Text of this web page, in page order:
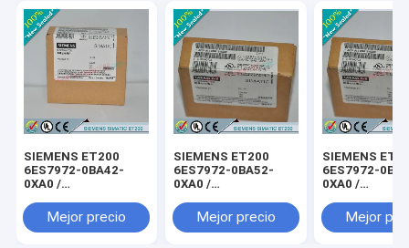
SIEMENS ET200
6ES7972-0BA42-
0XA0 /
Mejor precio
SIEMENS ET200
6ES7972-0BA52-
0XA0 /
Mejor precio
SIEMENS
6ES7972-
0XA0 /
Mejor